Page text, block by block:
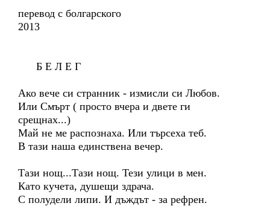
перевод с болгарского
2013
Б Е Л Е Г
Ако вече си странник - измисли си Любов.
Или Смърт ( просто вчера и двете ги
срещнах...)
Май не ме распознаха. Или търсеха теб.
В тази наша единствена вечер.
Тази нощ...Тази нощ. Тези улици в мен.
Като кучета, душещи здрача.
С полудели липи. И дъждът - за рефрен.